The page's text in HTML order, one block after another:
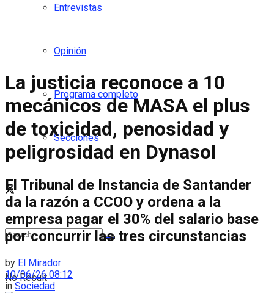
Entrevistas
Opinión
Programa completo
Secciones
No Result
La justicia reconoce a 10
mecánicos de MASA el plus
de toxicidad, penosidad y
peligrosidad en Dynasol
El Tribunal de Instancia de Santander
da la razón a CCOO y ordena a la
empresa pagar el 30% del salario base
por concurrir las tres circunstancias
by El Mirador
10/06/26 08:12
in Sociedad